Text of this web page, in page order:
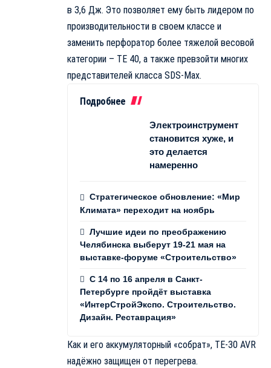
в 3,6 Дж. Это позволяет ему быть лидером по
производительности в своем классе и
заменить перфоратор более тяжелой весовой
категории – TE 40, а также превзойти многих
представителей класса SDS-Max.
Подробнее
Электроинструмент
становится хуже, и
это делается
намеренно
Стратегическое обновление: «Мир
Климата» переходит на ноябрь
Лучшие идеи по преображению
Челябинска выберут 19-21 мая на
выставке-форуме «Строительство»
С 14 по 16 апреля в Санкт-
Петербурге пройдёт выставка
«ИнтерСтройЭкспо. Строительство.
Дизайн. Реставрация»
Как и его аккумуляторный «собрат», ТЕ-30 AVR
надёжно защищен от перегрева.